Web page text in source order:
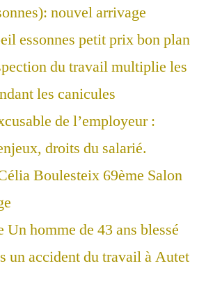
nouvel arrivage
essonnes petit prix bon plan
du travail multiplie les
les canicules
de l’employeur :
droits du salarié.
Boulesteix 69ème Salon
Un homme de 43 ans blessé
un accident du travail à Autet